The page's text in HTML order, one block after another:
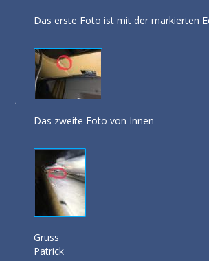
Das erste Foto ist mit der markierten
Das zweite Foto von Innen
Gruss
Patrick